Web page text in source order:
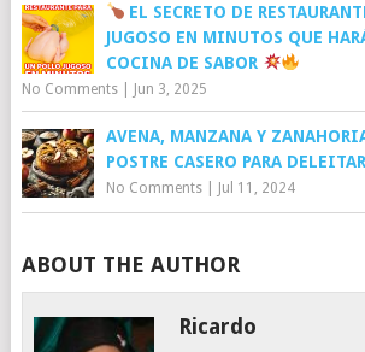
EL SECRETO DE
JUGOSO EN MINUTOS QUE
COCINA DE SABOR
No Comments| Jun 3, 2025
AVENA, MANZANA Y
POSTRE CASERO PARA
No Comments| Jul 11, 2024
ABOUT THE AUTHOR
Ricardo